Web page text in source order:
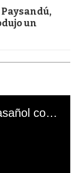
un
El mal momento de Yanina Gasañol con un hincha argentino en "Subrayado"